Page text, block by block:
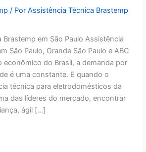
/ PorAssistência Técnica Brastemp
Brastemp em São Paulo Assistência
São Paulo, Grande São Paulo e ABC
econômico do Brasil, a demanda por
é uma constante. E quando o
técnica para eletrodomésticos da
das líderes do mercado, encontrar
ágil […]